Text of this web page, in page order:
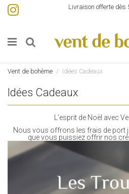
Livraison offerte dès
Vent de bohème Idées Cadeaux
Idées Cadeaux
L’esprit de Noël avec
Nous vous offrons les frais de port
que vous puissiez offrir nos